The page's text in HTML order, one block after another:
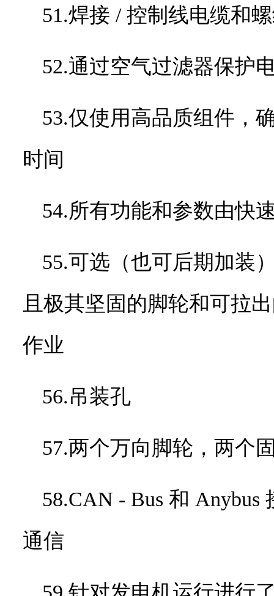
51.焊接 /控制线电缆和
52.通过空气过滤器保护
53.仅使用高品质组件，
时间
54.所有功能和参数由快
55.可选（也可后期加装
且极其坚固的脚轮和可拉
作业
56.吊装孔
57.两个万向脚轮，两个
58.CAN - Bus和 Anybus
通信